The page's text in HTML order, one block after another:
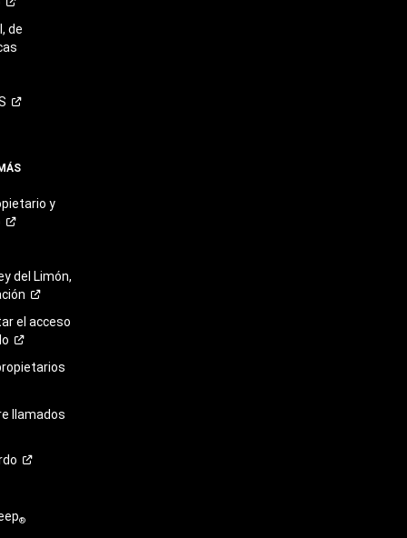
de
y
del Limón,
el acceso
llamados
®